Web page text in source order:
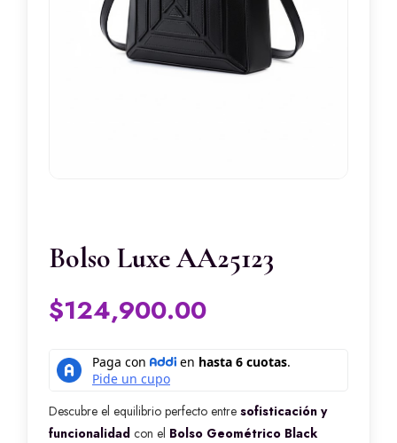
Bolso Luxe AA25123
$124,900.00
Descubre el equilibrio perfecto entre sofisticación y
funcionalidad con el Bolso Geométrico Black